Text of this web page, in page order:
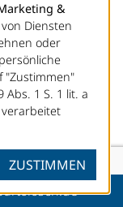
Tag
die auch an das
auf
Der
an einer
und
Website.
abgefragt
&
Diensten
oder
"Zustimmen"
Abs. 1 S. 1 lit. a
verarbeitet
ZUSTIMMEN